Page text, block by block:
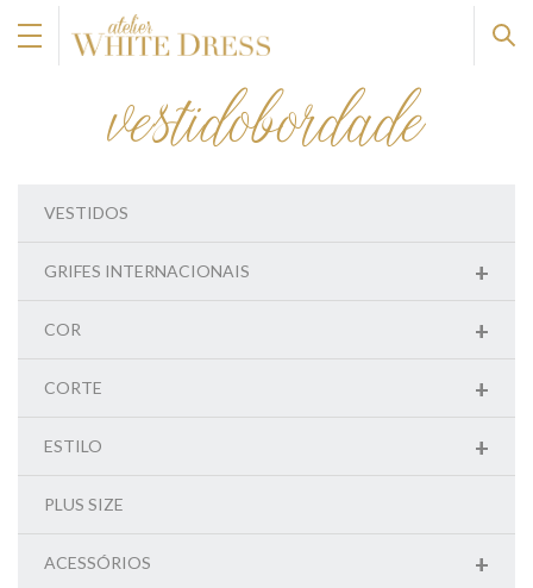
vestidobordade
VESTIDOS
+
GRIFES INTERNACIONAIS
+
COR
+
CORTE
+
ESTILO
PLUS SIZE
+
ACESSÓRIOS